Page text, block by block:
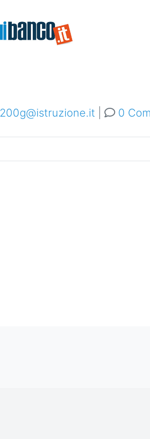
Archive
Umane con
0